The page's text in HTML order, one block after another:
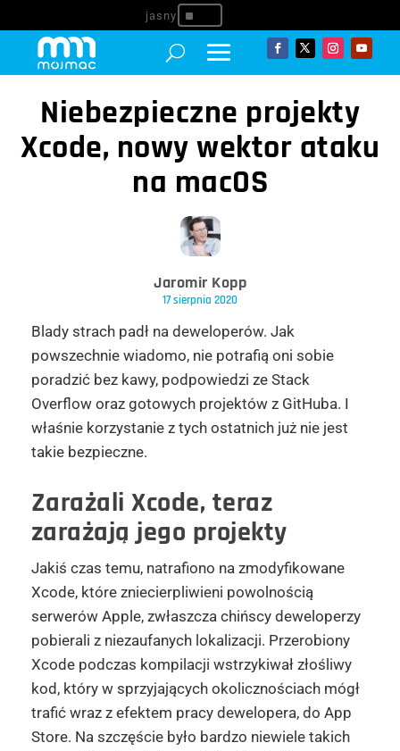
^
Niebezpieczne projekty
Xcode, nowy wektor ataku
na macOS
Jaromir Kopp
17 sierpnia 2020
Blady strach padł na deweloperów. Jak
powszechnie wiadomo, nie potrafią oni sobie
poradzić bez kawy, podpowiedzi ze Stack
Overflow oraz gotowych projektów z GitHuba. I
właśnie korzystanie z tych ostatnich już nie jest
takie bezpieczne.
Zarażali Xcode, teraz
zarażają jego projekty
Jakiś czas temu, natrafiono na zmodyfikowane
Xcode, które zniecierpliwieni powolnością
serwerów Apple, zwłaszcza chińscy deweloperzy
pobierali z niezaufanych lokalizacji. Przerobiony
Xcode podczas kompilacji wstrzykiwał złośliwy
kod, który w sprzyjających okolicznościach mógł
trafić wraz z efektem pracy dewelopera, do App
Store. Na szczęście było bardzo niewiele takich